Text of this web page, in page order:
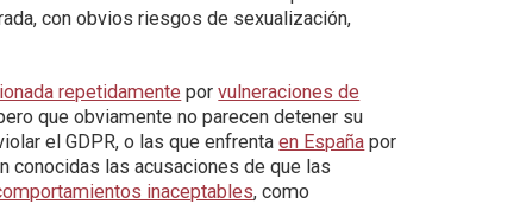
con obvios riesgos de sexualización,
repetidamente porvulneraciones de
que obviamente no parecen detener su
el GDPR, o las que enfrentaen España por
conocidas las acusaciones de que las
inaceptables, como